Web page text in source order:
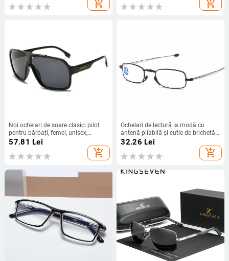
prezbiopie
add_shopping_cart
de vedere, ramă dioptrie 0 - 4,0
add_shopping_cart
Noi ochelari de soare clasici pilot
pentru bărbați, femei, unisex,
supradimensionați, vintage, retro,
ochelari de soare de vară, clasici,
pentru sport în aer liber
57.81 Lei
add_shopping_cart
Ochelari de lectură la modă cu
antenă pliabilă și cutie de brichetă,
picioare telescopice metalice,
lumină anti-albastru, ochelari de
prezbiopie pentru bărbați, femei și
32.26 Lei
add_shopping_cart